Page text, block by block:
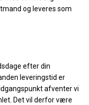
og leveres som
efter din
leveringstid er
afventer vi
Det vil derfor være